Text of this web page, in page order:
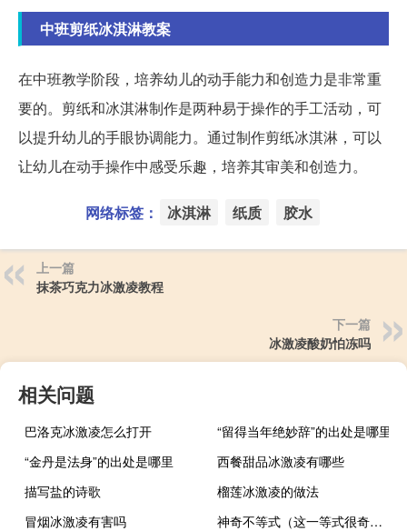
中班剪纸冰淇淋教案
在中班教学阶段，培养幼儿的动手能力和创造力是非常重
要的。剪纸和冰淇淋制作是两种易于操作的手工活动，可
以提升幼儿的手眼协调能力。通过制作剪纸冰淇淋，可以
让幼儿在动手操作中感受乐趣，培养其审美和创造力。
网络标签： 冰淇淋 纸质 胶水
上一篇
抹茶巧克力冰激凌教程
下一篇
冰激凌酸奶怕冻吗
相关问题
巴洛克冰激凌怎么打开
“留得当年绝妙辞”的出处是哪里
“金丹是法身”的出处是哪里
西餐甜品冰激凌有哪些
描写盐的诗歌
榴莲冰激凌的做法
冒烟冰激凌有害吗
神奇不等式（这一等式很奇怪）